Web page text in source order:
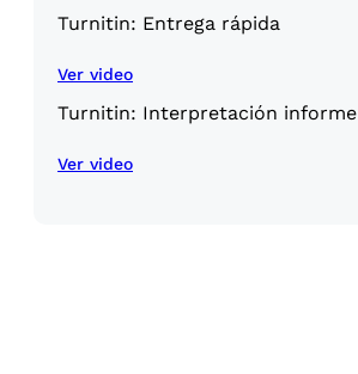
Turnitin: Entrega rápida
Ver video
Turnitin: Interpretación informe
Ver video